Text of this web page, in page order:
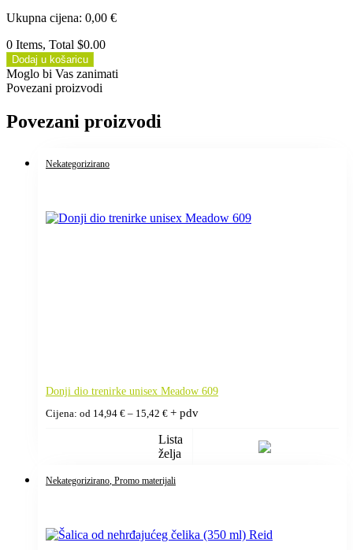
Ukupna cijena: 0,00 €
0 Items, Total $0.00
Dodaj u košaricu
Moglo bi Vas zanimati
Povezani proizvodi
Povezani proizvodi
Nekategorizirano
Donji dio trenirke unisex Meadow 609
Cijena: od 14,94 € – 15,42 €Raspon
cijena:
od
14,94 €
do
+ pdv
Lista
želja
Nekategorizirano , Promo materijali